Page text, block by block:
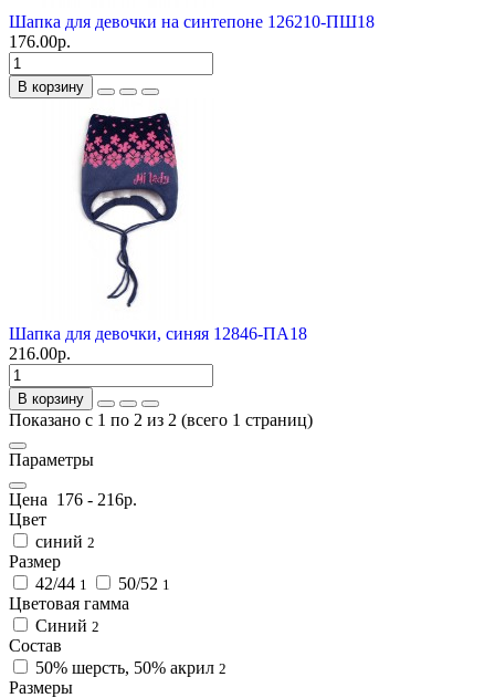
Шапка для девочки на синтепоне 126210-ПШ18
176.00р.
В корзину
Шапка для девочки, синяя 12846-ПА18
216.00р.
В корзину
Показано с 1 по 2 из 2 (всего 1 страниц)
Параметры
Цена 176 - 216р.
Цвет
синий 2
Размер
42/44 1 50/52 1
Цветовая гамма
Синий 2
Состав
50% шерсть, 50% акрил 2
Размеры